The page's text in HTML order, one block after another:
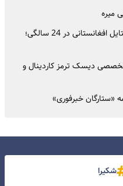
میره
سفر به گذشته؛ گوگوش با تیپ و استایل افغانستانی در 24 سالگی؛
دیسک ترمز کاردینال و
«ستارگان خبرفوری»
شکیرا